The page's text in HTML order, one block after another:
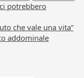
potrebbero
che vale una vita”
addominale